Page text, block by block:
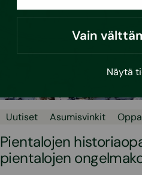
Vain
Näytä
Uutiset Asumisvinkit
Pientalojen
pientalojen